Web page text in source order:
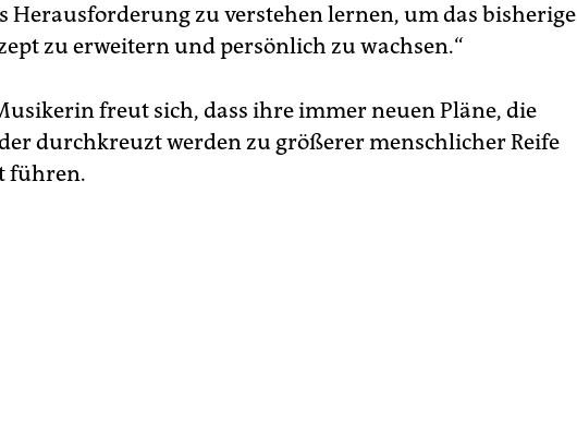
Herausforderung zu verstehen lernen, um das bisherige
zu erweitern und persönlich zu wachsen.“
freut sich, dass ihre immer neuen Pläne, die
durchkreuzt werden zu größerer menschlicher Reife
führen.